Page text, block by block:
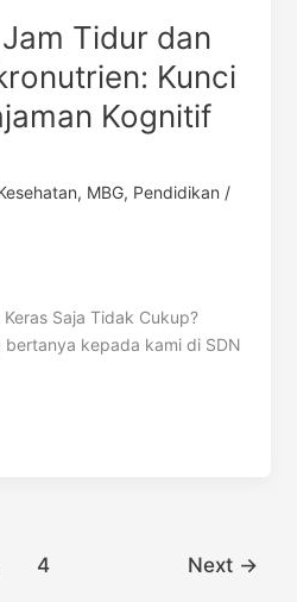
Tidur dan
Kunci
Kognitif
, MBG, Pendidikan /
Saja Tidak Cukup?
kepada kami di SDN
4 Next →